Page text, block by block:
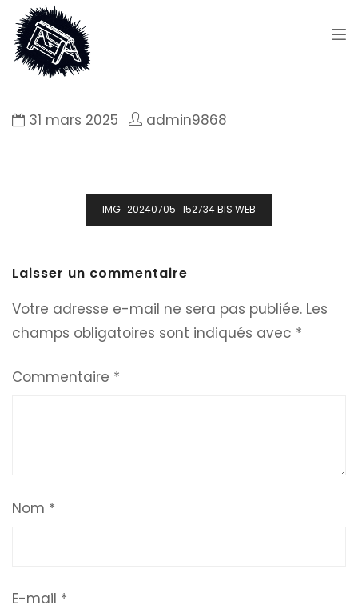
31 mars 2025 admin9868
NavigationIMG_20240705_152734 BIS WEB
Laisser un commentaire
Votre adresse e-mail ne sera pas publiée. Les
champs obligatoires sont indiqués avec *
Commentaire *
Nom *
E-mail *